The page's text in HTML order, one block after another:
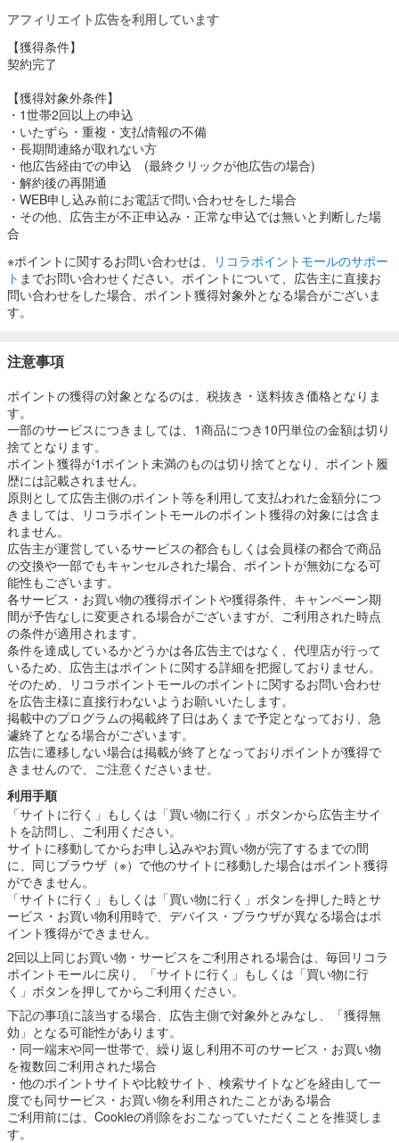
アフィリエイト広告を利用しています
【獲得条件】
契約完了
【獲得対象外条件】
・1世帯2回以上の申込
・いたずら・重複・支払情報の不備
・長期間連絡が取れない方
・他広告経由での申込 (最終クリックが他広告の場合)
・解約後の再開通
・WEB申し込み前にお電話で問い合わせをした場合
・その他、広告主が不正申込み・正常な申込では無いと判断した場
合
※ポイントに関するお問い合わせは、
リコラポイントモールのサポー
ト までお問い合わせください。ポイントについて、広告主に直接お
問い合わせをした場合、ポイント獲得対象外となる場合がございま
す。
注意事項
ポイントの獲得の対象となるのは、税抜き・送料抜き価格となりま
す。
一部のサービスにつきましては、1商品につき10円単位の金額は切り
捨てとなります。
ポイント獲得が1ポイント未満のものは切り捨てとなり、ポイント履
歴には記載されません。
原則として広告主側のポイント等を利用して支払われた金額分につ
きましては、リコラポイントモールのポイント獲得の対象には含ま
れません。
広告主が運営しているサービスの都合もしくは会員様の都合で商品
の交換や一部でもキャンセルされた場合、ポイントが無効になる可
能性もございます。
各サービス・お買い物の獲得ポイントや獲得条件、キャンペーン期
間が予告なしに変更される場合がございますが、ご利用された時点
の条件が適用されます。
条件を達成しているかどうかは各広告主ではなく、代理店が行って
いるため、広告主はポイントに関する詳細を把握しておりません。
そのため、リコラポイントモールのポイントに関するお問い合わせ
を広告主様に直接行わないようお願いいたします。
掲載中のプログラムの掲載終了日はあくまで予定となっており、急
遽終了となる場合がございます。
広告に遷移しない場合は掲載が終了となっておりポイントが獲得で
きませんので、ご注意くださいませ。
利用手順
「サイトに行く」もしくは「買い物に行く」ボタンから広告主サイ
トを訪問し、ご利用ください。
サイトに移動してからお申し込みやお買い物が完了するまでの間
に、同じブラウザ（※）で他のサイトに移動した場合はポイント獲得
ができません。
「サイトに行く」もしくは「買い物に行く」ボタンを押した時とサ
ービス・お買い物利用時で、デバイス・ブラウザが異なる場合はポ
イント獲得ができません。
2回以上同じお買い物・サービスをご利用される場合は、毎回リコラ
ポイントモールに戻り、「サイトに行く」もしくは「買い物に行
く」ボタンを押してからご利用ください。
下記の事項に該当する場合、広告主側で対象外とみなし、「獲得無
効」となる可能性があります。
・同一端末や同一世帯で、繰り返し利用不可のサービス・お買い物
を複数回ご利用された場合
・他のポイントサイトや比較サイト、検索サイトなどを経由して一
度でも同サービス・お買い物を利用されたことがある場合
ご利用前には、Cookieの削除をおこなっていただくことを推奨しま
す。